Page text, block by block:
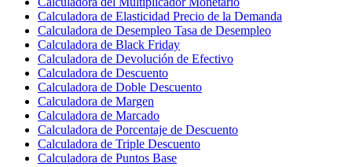
Calculadora de Elasticidad Precio de la Demanda
Calculadora de Desempleo Tasa de Desempleo
Calculadora de Black Friday
Calculadora de Devolución de Efectivo
Calculadora de Descuento
Calculadora de Doble Descuento
Calculadora de Margen
Calculadora de Marcado
Calculadora de Porcentaje de Descuento
Calculadora de Triple Descuento
Calculadora de Puntos Base